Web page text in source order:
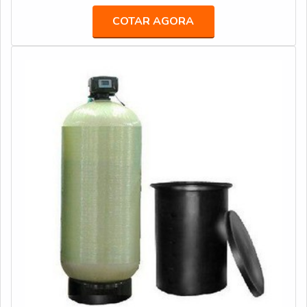
como purificador de água IBBL FR600 Speciale e refil
filtro carbon block.É reconhecida por ser em uma
empresa comprometida com seus serviços e em uma
a empresa possuir escritório de alta qualidade onde são
realizadas as atividades e biblioteca técnica de apoio.
Tudo isso, unido a um time de equipe multidisciplinar de
consultores associados e colaboradores eficientes,
somente de água pura/livre de minerais ou impurezas.
Nestas e outras situações, o uso do desmineralizador é
PRODUTOIsso se dá de tal maneira porque, na prática, o
desmineralizador atua como um sistema que é capaz de
alterar as características da água em nível físico-químico,
devolvendo-o assim para um uso apropriado. Uma vez
que são muitos os sistemas de tratamento d’água
disponibilizados no mercado atual, acaba valendo
ressaltar que este equipamento, em específico, possui
as seguintes configurações: Válvula de controle
automático; Tanque, que pode ser em Aco inox ou PRFV;
Tanques de regeneração.Já em termos de benefícios
práticos, acaba-se podendo concluir que o uso correto
deste artefato é capaz de entregar uma água pura e
adequada para as mais diferentes aplicações, eliminar
até 95% das impurezas através de alguns métodos
COTAR AGORA